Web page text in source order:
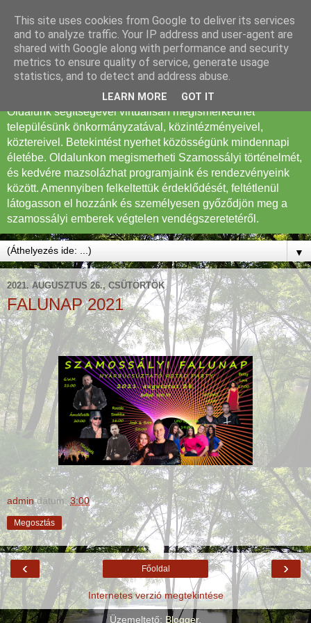
Szamossályi Község
Honlapja
Tisztelt Látogató! Köszöntöm Szamossályi honlapján.
Oldalunk segítségével virtuálisan megismerkedhet
településünk önkormányzatával, közintézményeivel,
köztereivel. Betekintést nyerhet közösségünk mindennapi
életébe. Oldalunkon megismerheti Szamossályi történelmét,
és kedvére mazsolázhat programjaink és rendezvényeink
között. Amennyiben felkeltettük érdeklődését, feltétlenül
látogasson el hozzánk és személyesen győződjön meg a
szamossályi emberek végtelen vendégszeretetéről.
▼
2021. AUGUSZTUS 26., CSÜTÖRTÖK
FALUNAP 2021
admin dátum:3:00
Megosztás
‹ ›
Főoldal
Internetes verzió megtekintése
Üzemeltető: Blogger.
This site uses cookies from Google to deliver its services
and to analyze traffic. Your IP address and user-agent are
shared with Google along with performance and security
metrics to ensure quality of service, generate usage
statistics, and to detect and address abuse.
LEARN MORE GOT IT